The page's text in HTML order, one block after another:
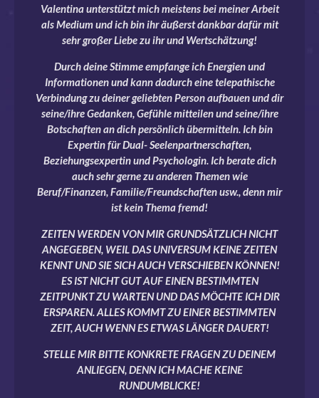
Valentina unterstützt mich meistens bei meiner Arbeit
als Medium und ich bin ihr äußerst dankbar dafür mit
sehr großer Liebe zu ihr und Wertschätzung!
Durch deine Stimme empfange ich Energien und
Informationen und kann dadurch eine telepathische
Verbindung zu deiner geliebten Person aufbauen und dir
seine/ihre Gedanken, Gefühle mitteilen und seine/ihre
Botschaften an dich persönlich übermitteln. Ich bin
Expertin für Dual- Seelenpartnerschaften,
Beziehungsexpertin und Psychologin. Ich berate dich
auch sehr gerne zu anderen Themen wie
Beruf/Finanzen, Familie/Freundschaften usw., denn mir
ist kein Thema fremd!
ZEITEN WERDEN VON MIR GRUNDSÄTZLICH NICHT
ANGEGEBEN, WEIL DAS UNIVERSUM KEINE ZEITEN
KENNT UND SIE SICH AUCH VERSCHIEBEN KÖNNEN!
ES IST NICHT GUT AUF EINEN BESTIMMTEN
ZEITPUNKT ZU WARTEN UND DAS MÖCHTE ICH DIR
ERSPAREN. ALLES KOMMT ZU EINER BESTIMMTEN
ZEIT, AUCH WENN ES ETWAS LÄNGER DAUERT!
STELLE MIR BITTE KONKRETE FRAGEN ZU DEINEM
ANLIEGEN, DENN ICH MACHE KEINE
RUNDUMBLICKE!